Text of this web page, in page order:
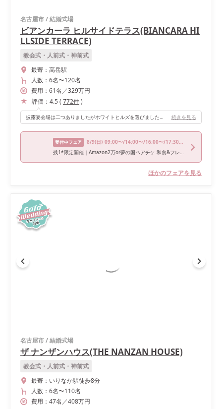
名古屋市/結婚式場
ビアンカーラ ヒルサイドテラス(BIANCARA HI
LLSIDE TERRACE)
教会式・人前式・神前式
最寄： 高岳駅
人数： 6名〜120名
費用： 61名 ／329万円
評価： 4.5( 772件)
披露宴会場は二つありましたがホワイトヒルズを選びました。ゲストは80人ほどでしたが歩くスペースもあり丁度良い広さでした。ガーデンもついているのでガーデンビュッフェも可能です♡ 続きを見る
受付中フェア 8/9(日) 09:00〜/14:00〜/16:00〜/17:30〜/18:00〜
残1*限定開催｜Amazon2万or夢の国ペアチケ 和食&フレンチ食べ比べ
ほかのフェアを見る
名古屋市/結婚式場
ザ ナンザンハウス(THE NANZAN HOUSE)
教会式・人前式・神前式
最寄： いりなか駅徒歩8分
人数： 6名〜110名
費用： 47名 ／408万円